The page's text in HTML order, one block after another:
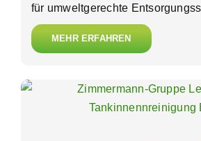
für umweltgerechte
MEHR ERFAHREN